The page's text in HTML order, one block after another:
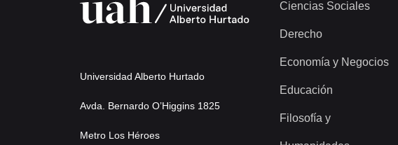
Universidad Alberto Hurtado
Avda. Bernardo O’Higgins 1825
Metro Los Héroes
Ciencias Sociales
Derecho
Economía y Negocios
Educación
Filosofía y